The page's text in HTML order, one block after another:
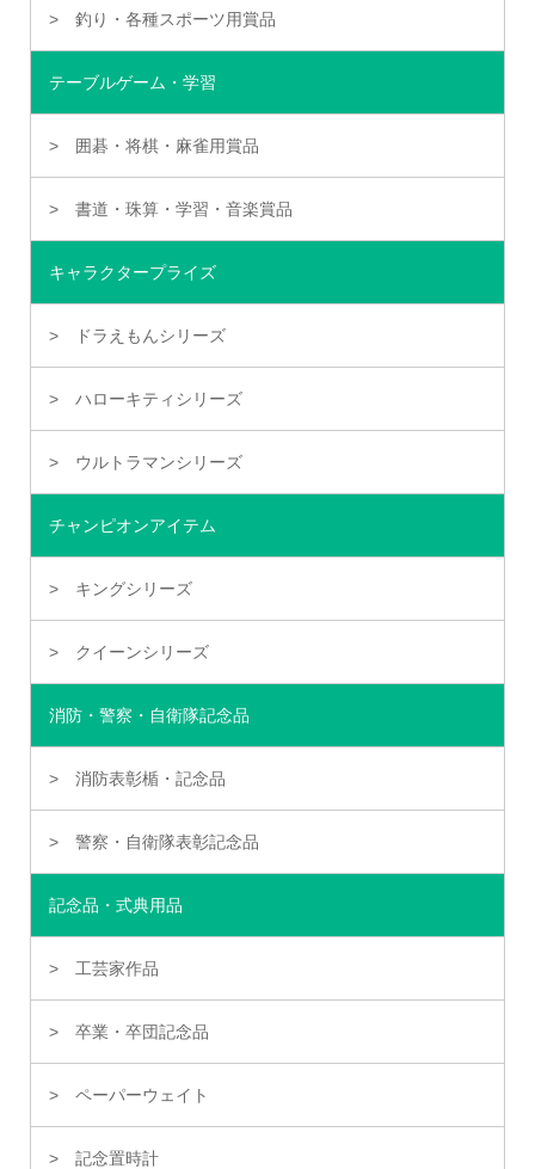
釣り・各種スポーツ用賞品
テーブルゲーム・学習
囲碁・将棋・麻雀用賞品
書道・珠算・学習・音楽賞品
キャラクタープライズ
ドラえもんシリーズ
ハローキティシリーズ
ウルトラマンシリーズ
チャンピオンアイテム
キングシリーズ
クイーンシリーズ
消防・警察・自衛隊記念品
消防表彰楯・記念品
警察・自衛隊表彰記念品
記念品・式典用品
工芸家作品
卒業・卒団記念品
ペーパーウェイト
記念置時計